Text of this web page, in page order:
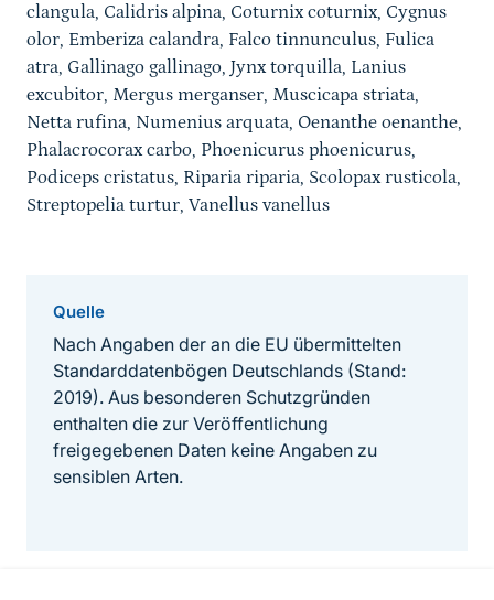
clangula, Calidris alpina, Coturnix coturnix, Cygnus
olor, Emberiza calandra, Falco tinnunculus, Fulica
atra, Gallinago gallinago, Jynx torquilla, Lanius
excubitor, Mergus merganser, Muscicapa striata,
Netta rufina, Numenius arquata, Oenanthe oenanthe,
Phalacrocorax carbo, Phoenicurus phoenicurus,
Podiceps cristatus, Riparia riparia, Scolopax rusticola,
Streptopelia turtur, Vanellus vanellus
Quelle
Nach Angaben der an die EU übermittelten
Standarddatenbögen Deutschlands (Stand:
2019). Aus besonderen Schutzgründen
enthalten die zur Veröffentlichung
freigegebenen Daten keine Angaben zu
sensiblen Arten.